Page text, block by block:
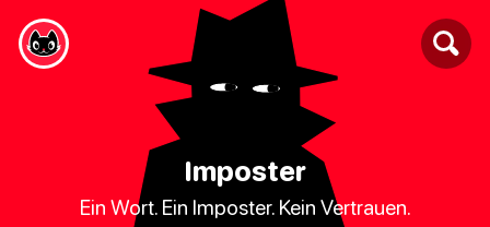
Imposter
Ein Wort. Ein Imposter. Kein Vertrauen.